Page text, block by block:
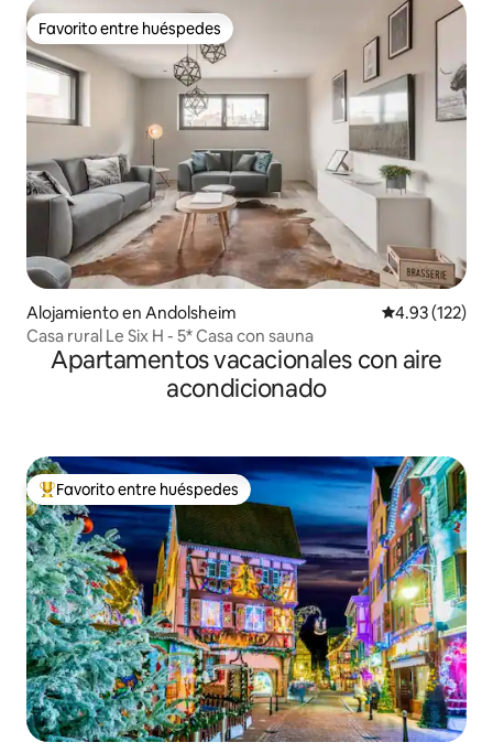
Favorito entre huéspedes
Favorito entre huéspedes
Alojamiento en Andolsheim Calificación
4.93 (122)
Casa rural Le Six H - 5* Casa con sauna
Apartamentos vacacionales con aire
acondicionado
Favorito entre huéspedes preferido
Favorito entre huéspedes